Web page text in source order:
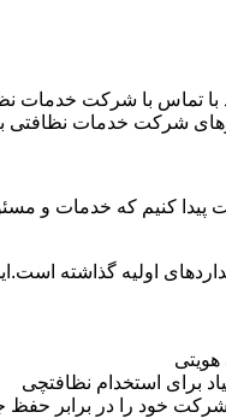
تماس با شرکت خدمات
شرکت خدمات نظافتی
پیدا کنیم که خدمات و
اولیه گذاشته
برای استخدام نظافتچی
خود را در برابر حفظ